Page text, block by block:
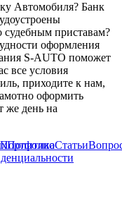
Автомобиля? Банк
судебным приставам?
оформления
S-AUTO поможет
все условия
приходите к нам,
оформить
же день на
ПортфолиоСтатьи
Политика